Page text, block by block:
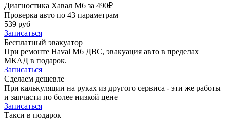
Диагностика Хавал М6 за 490₽
Проверка авто по 43 параметрам
539 руб
Записаться
Бесплатный эвакуатор
При ремонте Haval M6 ДВС, эвакуация авто в пределах
МКАД в подарок.
Записаться
Сделаем дешевле
При калькуляции на руках из другого сервиса - эти же работы
и запчасти по более низкой цене
Записаться
Такси в подарок